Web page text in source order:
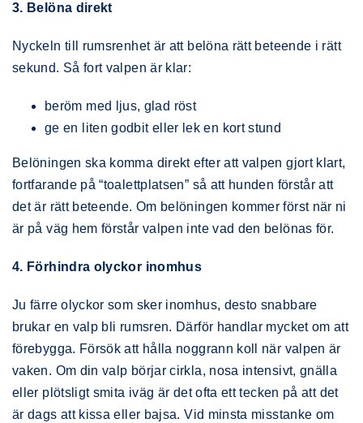
3. Belöna direkt
Nyckeln till rumsrenhet är att belöna rätt beteende i rätt
sekund. Så fort valpen är klar:
beröm med ljus, glad röst
ge en liten godbit eller lek en kort stund
Belöningen ska komma direkt efter att valpen gjort klart,
fortfarande på “toalettplatsen” så att hunden förstår att
det är rätt beteende. Om belöningen kommer först när ni
är på väg hem förstår valpen inte vad den belönas för.
4. Förhindra olyckor inomhus
Ju färre olyckor som sker inomhus, desto snabbare
brukar en valp bli rumsren. Därför handlar mycket om att
förebygga. Försök att hålla noggrann koll när valpen är
vaken. Om din valp börjar cirkla, nosa intensivt, gnälla
eller plötsligt smita iväg är det ofta ett tecken på att det
är dags att kissa eller bajsa. Vid minsta misstanke om